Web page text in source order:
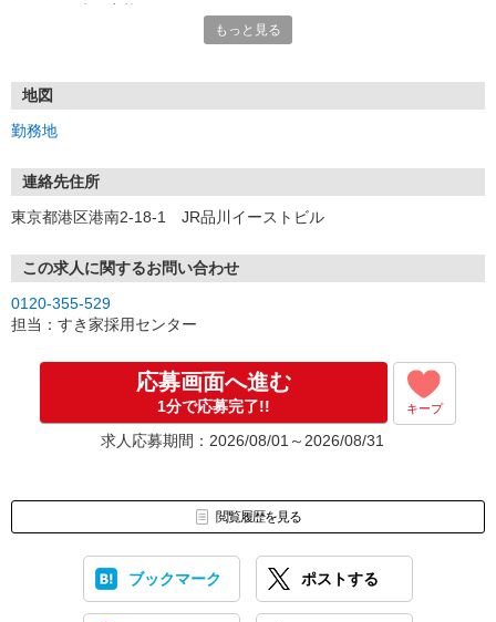
号」など
もっと見る
地図
勤務地
連絡先住所
東京都港区港南2-18-1 JR品川イーストビル
この求人に関するお問い合わせ
0120-355-529
担当：すき家採用センター
応募画面へ進む
1分で応募完了!! キープ
求人応募期間：2026/08/01～2026/08/31
閲覧履歴を見る
ブックマーク ポストする